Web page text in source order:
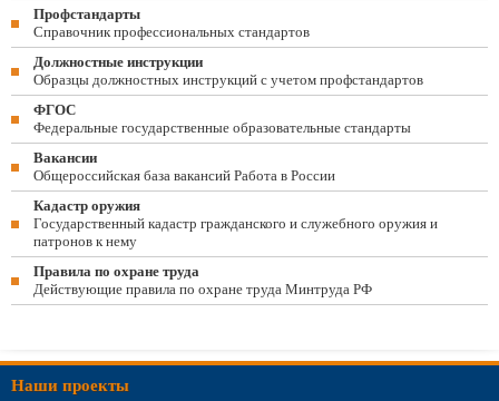
Профстандарты
Справочник профессиональных стандартов
Должностные инструкции
Образцы должностных инструкций с учетом профстандартов
ФГОС
Федеральные государственные образовательные стандарты
Вакансии
Общероссийская база вакансий Работа в России
Кадастр оружия
Государственный кадастр гражданского и служебного оружия и
патронов к нему
Правила по охране труда
Действующие правила по охране труда Минтруда РФ
Наши проекты